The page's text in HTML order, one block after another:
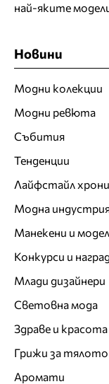
най-яките
Новини
Модни колекции
Модни ревюта
Събития
Тенденции
Лайфстайл
Модна
Манекени и
Конкурси и
Млади дизайнери
Световна мода
Здраве и красота
Грижи за тялото
Аромати